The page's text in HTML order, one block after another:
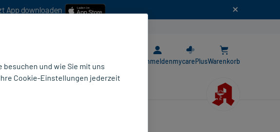
App downloaden
AnmeldenmycarePlusWarenkorb
besuchen und wie Sie mit uns
Cookie-Einstellungen jederzeit